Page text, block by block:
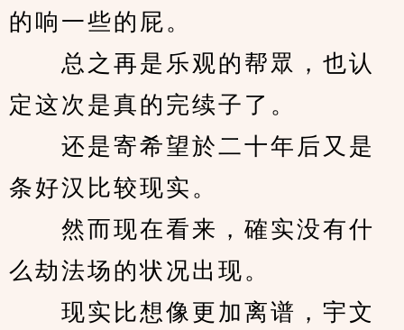
的响一些的屁。
总之再是乐观的帮眾，也认
定这次是真的完续子了。
还是寄希望於二十年后又是
条好汉比较现实。
然而现在看来，確实没有什
么劫法场的状况出现。
现实比想像更加离谱，宇文